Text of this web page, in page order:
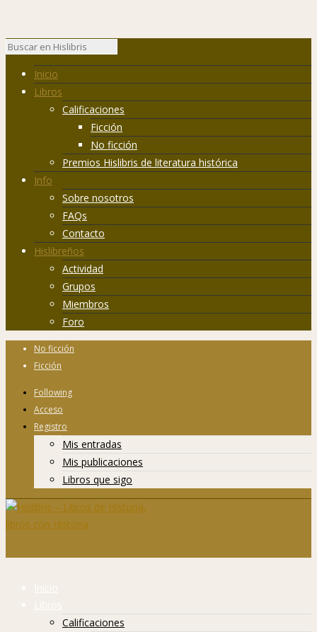
Inicio
Libros
Calificaciones
Ficción
No ficción
Premios Hislibris de literatura histórica
Info
Sobre nosotros
FAQs
Contacto
Hislibreños
Actividad
Grupos
Miembros
Foro
No ficción
Ficción
Following
Acceso
Registro
Mis entradas
Mis publicaciones
Libros que sigo
Inicio
Libros
Calificaciones